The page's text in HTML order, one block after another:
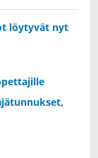
löytyvät nyt